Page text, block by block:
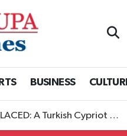
BUSINESS
Cypriot Story is now available to watch